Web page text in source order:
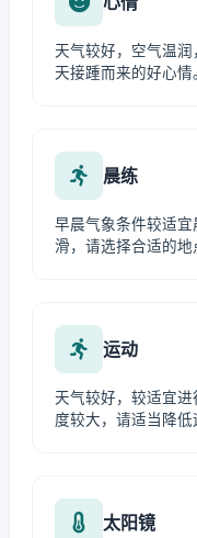
天气较好，空气温
天接踵而来的好心情
晨练
早晨气象条件较适
滑，请选择合适的地
运动
天气较好，较适宜
度较大，请适当降低
太阳镜